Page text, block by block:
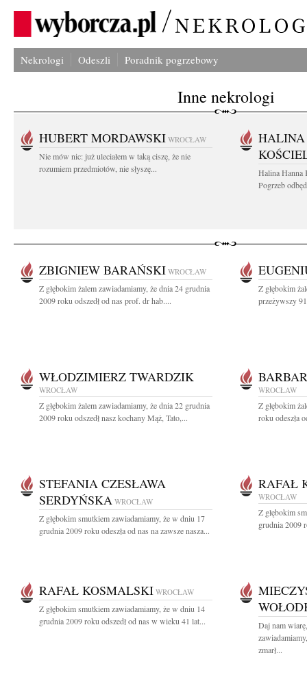
Nekrologi Odeszli Poradnik pogrzebowy
Inne nekrologi
HUBERT MORDAWSKI WROCŁAW
Nie mów nic: już uleciałem w taką ciszę, że nie
rozumiem przedmiotów, nie słyszę...
Halina Hanna
Pogrzeb
ZBIGNIEW BARAŃSKI WROCŁAW
Z głębokim żalem zawiadamiamy, że dnia 24 grudnia
2009 roku odszedł od nas prof. dr hab....
Z głębokim
przeżywszy
WŁODZIMIERZ TWARDZIK
WROCŁAW
Z głębokim żalem zawiadamiamy, że dnia 22 grudnia
2009 roku odszedł nasz kochany Mąż, Tato,...
WROCŁAW
Z głębokim
roku odeszła
STEFANIA CZESŁAWA
SERDYŃSKA WROCŁAW
Z głębokim smutkiem zawiadamiamy, że w dniu 17
grudnia 2009 roku odeszła od nas na zawsze nasza...
RAFAŁ
WROCŁAW
Z głębokim
grudnia 2009
RAFAŁ KOSMALSKI WROCŁAW
Z głębokim smutkiem zawiadamiamy, że w dniu 14
grudnia 2009 roku odszedł od nas w wieku 41 lat...
Daj nam
zmarł...